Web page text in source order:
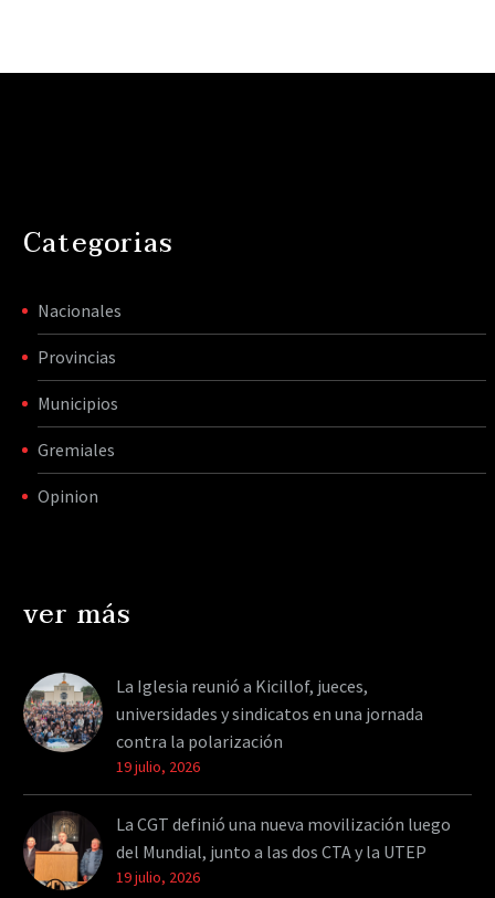
Categorias
Nacionales
Provincias
Municipios
Gremiales
Opinion
ver más
La Iglesia reunió a Kicillof, jueces,
universidades y sindicatos en una jornada
contra la polarización
19 julio, 2026
La CGT definió una nueva movilización luego
del Mundial, junto a las dos CTA y la UTEP
19 julio, 2026